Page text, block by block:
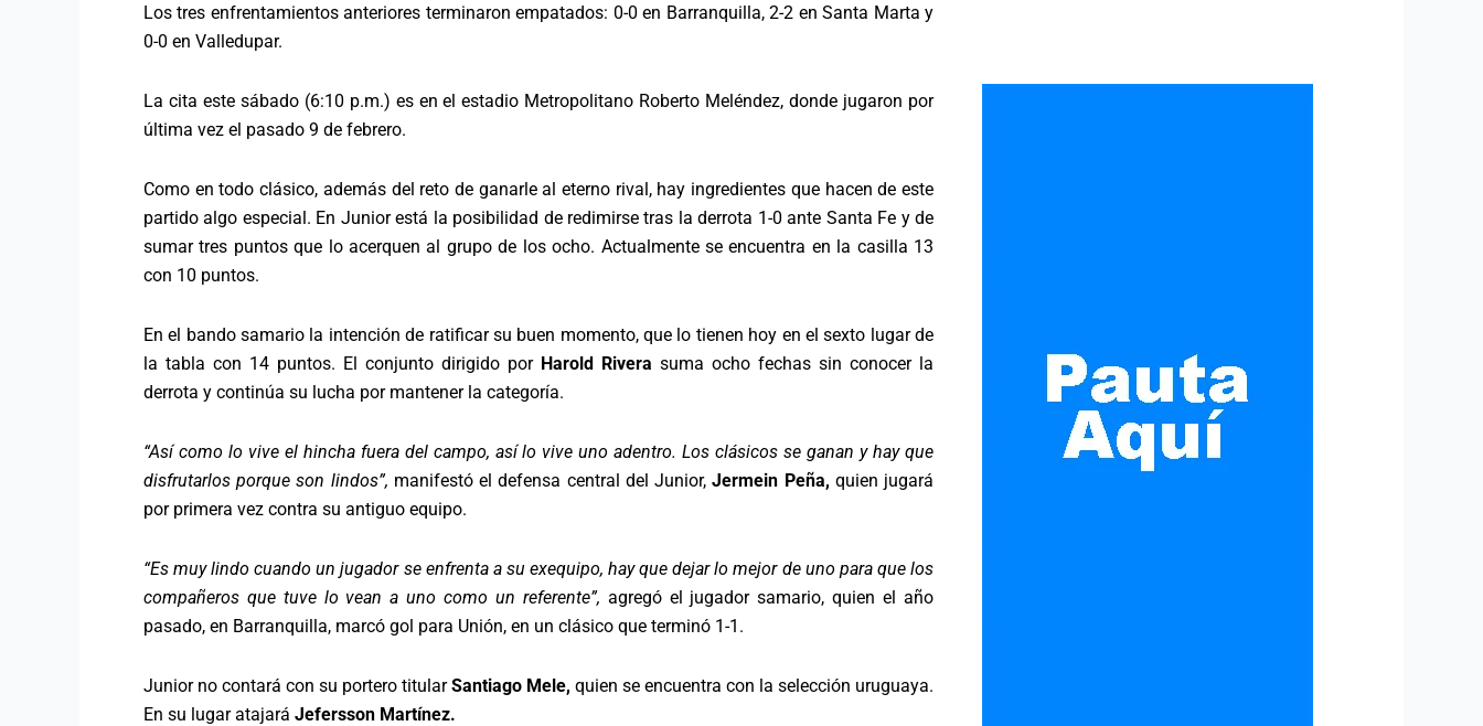
Los tres enfrentamientos anteriores terminaron empatados: 0-0 en Barranquilla, 2-2 en Santa Marta y
0-0 en Valledupar.
La cita este sábado (6:10 p.m.) es en el estadio Metropolitano Roberto Meléndez, donde jugaron por
última vez el pasado 9 de febrero.
Como en todo clásico, además del reto de ganarle al eterno rival, hay ingredientes que hacen de este
partido algo especial. En Junior está la posibilidad de redimirse tras la derrota 1-0 ante Santa Fe y de
sumar tres puntos que lo acerquen al grupo de los ocho. Actualmente se encuentra en la casilla 13
con 10 puntos.
En el bando samario la intención de ratificar su buen momento, que lo tienen hoy en el sexto lugar de
la tabla con 14 puntos. El conjunto dirigido por Harold Rivera suma ocho fechas sin conocer la
derrota y continúa su lucha por mantener la categoría.
“Así como lo vive el hincha fuera del campo, así lo vive uno adentro. Los clásicos se ganan y hay que
disfrutarlos porque son lindos”, manifestó el defensa central del Junior,Jermein Peña, quien jugará
por primera vez contra su antiguo equipo.
“Es muy lindo cuando un jugador se enfrenta a su exequipo, hay que dejar lo mejor de uno para que los
compañeros que tuve lo vean a uno como un referente”, agregó el jugador samario, quien el año
pasado, en Barranquilla, marcó gol para Unión, en un clásico que terminó 1-1.
Junior no contará con su portero titularSantiago Mele, quien se encuentra con la selección uruguaya.
En su lugar atajará Jefersson Martínez.